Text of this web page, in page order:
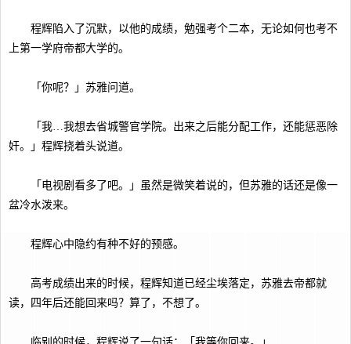
程辉陷入了沉默，以他的成绩，勉强考个二本，无论如何也考不
上第一学府帝都大学的。
「你呢？」苏雅问道。
「我…我想去省城警官学院。出来之后能分配工作，还能惩恶除
奸。」程辉挠着头说道。
「电视剧看多了吧。」虽然是微笑着说的，但苏雅的话还是像一
盆冷水泼来。
程辉心中隐约有种不好的预感。
高考成绩出来的时候，程辉知道已经尘埃落定，苏雅去帝都就
读，四年后还能回来吗？算了，不想了。